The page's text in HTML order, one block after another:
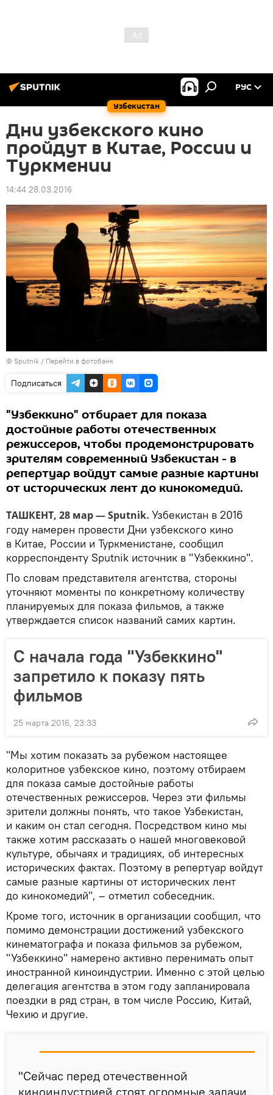
Узбекистан
РУС
Дни узбекского кино
пройдут в Китае, России и
Туркмении
14:44 28.03.2016
© Sputnik / Перейти в фотобанк
Подписаться
"Узбеккино" отбирает для показа
достойные работы отечественных
режиссеров, чтобы продемонстрировать
зрителям современный Узбекистан - в
репертуар войдут самые разные картины
от исторических лент до кинокомедий.
ТАШКЕНТ, 28 мар — Sputnik. Узбекистан в 2016
году намерен провести Дни узбекского кино
в Китае, России и Туркменистане, сообщил
корреспонденту Sputnik источник в "Узбеккино".
По словам представителя агентства, стороны
уточняют моменты по конкретному количеству
планируемых для показа фильмов, а также
утверждается список названий самих картин.
С начала года "Узбеккино"
запретило к показу пять
фильмов
25 марта 2016, 23:33
"Мы хотим показать за рубежом настоящее
колоритное узбекское кино, поэтому отбираем
для показа самые достойные работы
отечественных режиссеров. Через эти фильмы
зрители должны понять, что такое Узбекистан,
и каким он стал сегодня. Посредством кино мы
также хотим рассказать о нашей многовековой
культуре, обычаях и традициях, об интересных
исторических фактах. Поэтому в репертуар войдут
самые разные картины от исторических лент
до кинокомедий", – отметил собеседник.
Кроме того, источник в организации сообщил, что
помимо демонстрации достижений узбекского
кинематографа и показа фильмов за рубежом,
"Узбеккино" намерено активно перенимать опыт
иностранной киноиндустрии. Именно с этой целью
делегация агентства в этом году запланировала
поездки в ряд стран, в том числе Россию, Китай,
Чехию и другие.
"Сейчас перед отечественной
киноиндустрией стоят огромные задачи.